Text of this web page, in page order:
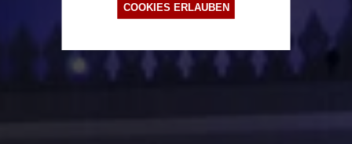
COOKIES ERLAUBEN